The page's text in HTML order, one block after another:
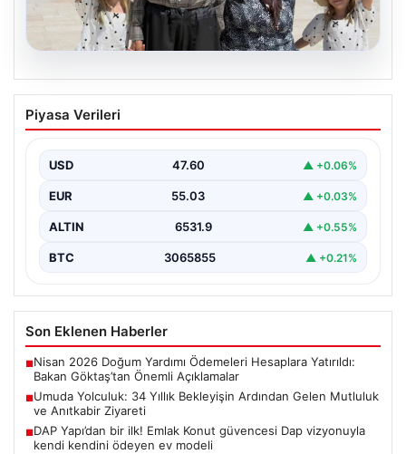
05.08.2026
Umuda Yolculuk: 34 Yıllık Bekleyişin
Ardından Gelen Mutluluk ve Anıtkabir
Adıyaman’da yaşayan Abuzer ve Zeynep Yıldırım çifti,
Piyasa Verileri
USD 47.60 ▲ +0.06%
EUR 55.03 ▲ +0.03%
ALTIN 6531.9 ▲ +0.55%
BTC 3065855 ▲ +0.21%
Son Eklenen Haberler
■Nisan 2026 Doğum Yardımı Ödemeleri Hesaplara Yatırıldı:
Bakan Göktaş’tan Önemli Açıklamalar
■Umuda Yolculuk: 34 Yıllık Bekleyişin Ardından Gelen Mutluluk
ve Anıtkabir Ziyareti
■DAP Yapı’dan bir ilk! Emlak Konut güvencesi Dap vizyonuyla
kendi kendini ödeyen ev modeli